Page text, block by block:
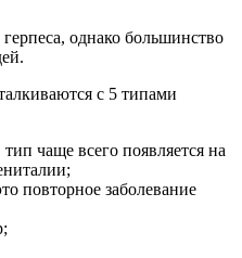
однако большинство
с 5 типами
чаще всего появляется на
повторное заболевание